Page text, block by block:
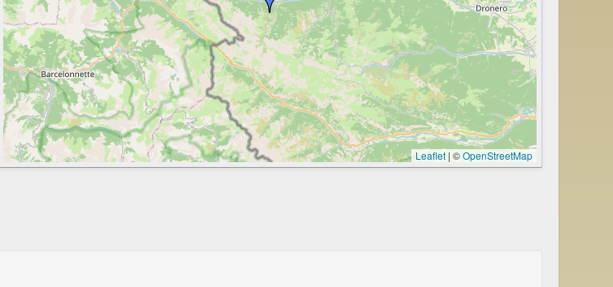
Leaflet | ©OpenStreetMap